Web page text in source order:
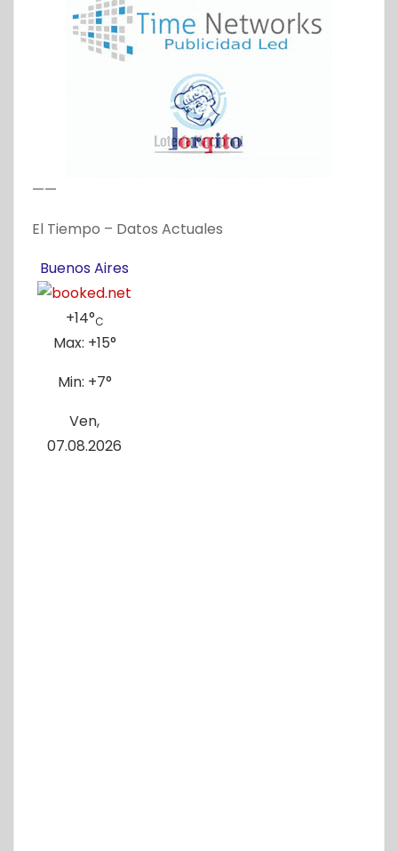
——
El Tiempo – Datos Actuales
Buenos Aires
+14°C
Max: +15°
Min: +7°
Ven,
07.08.2026